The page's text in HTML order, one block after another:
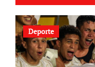
Deporte